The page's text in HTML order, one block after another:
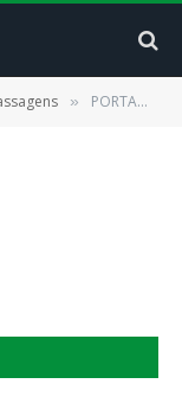
» PORTARIA Nº E-084-2018